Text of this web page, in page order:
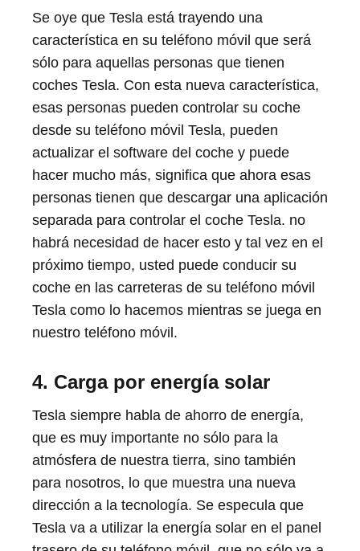
Se oye que Tesla está trayendo una
característica en su teléfono móvil que será
sólo para aquellas personas que tienen
coches Tesla. Con esta nueva característica,
esas personas pueden controlar su coche
desde su teléfono móvil Tesla, pueden
actualizar el software del coche y puede
hacer mucho más, significa que ahora esas
personas tienen que descargar una aplicación
separada para controlar el coche Tesla. no
habrá necesidad de hacer esto y tal vez en el
próximo tiempo, usted puede conducir su
coche en las carreteras de su teléfono móvil
Tesla como lo hacemos mientras se juega en
nuestro teléfono móvil.
4. Carga por energía solar
Tesla siempre habla de ahorro de energía,
que es muy importante no sólo para la
atmósfera de nuestra tierra, sino también
para nosotros, lo que muestra una nueva
dirección a la tecnología. Se especula que
Tesla va a utilizar la energía solar en el panel